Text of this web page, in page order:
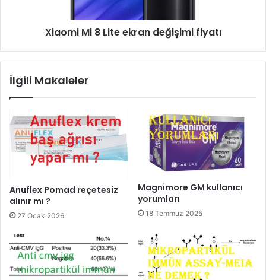
Xiaomi Mi 8 Lite ekran değişimi fiyatı
İlgili Makaleler
Anuflex Pomad reçetesiz
alınır mı ?
27 Ocak 2026
Magnimore GM kullanıcı
yorumları
18 Temmuz 2025